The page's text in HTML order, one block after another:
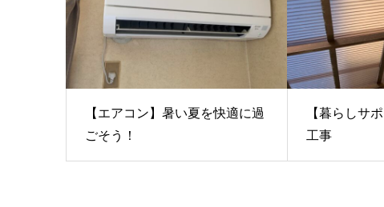
【エアコン】暑い夏を快適に過
ごそう！
【暮らしサ
工事